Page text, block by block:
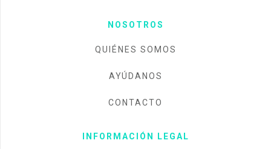
NOSOTROS
QUIÉNES SOMOS
AYÚDANOS
CONTACTO
INFORMACIÓN LEGAL